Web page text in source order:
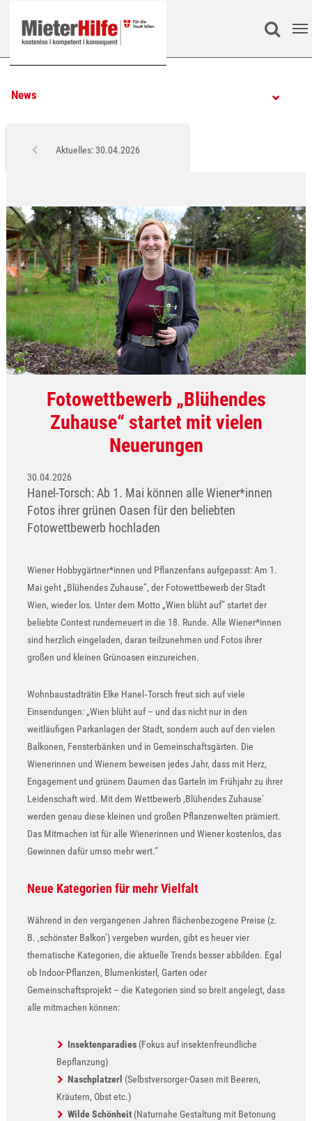
Search
News
Aktuelles: 30.04.2026
Fotowettbewerb „Blühendes
Zuhause“ startet mit vielen
Neuerungen
30.04.2026
Hanel-Torsch: Ab 1. Mai können alle Wiener*innen
Fotos ihrer grünen Oasen für den beliebten
Fotowettbewerb hochladen
Wiener Hobbygärtner*innen und Pflanzenfans aufgepasst: Am 1.
Mai geht „Blühendes Zuhause“, der Fotowettbewerb der Stadt
Wien, wieder los. Unter dem Motto „Wien blüht auf“ startet der
beliebte Contest runderneuert in die 18. Runde. Alle Wiener*innen
sind herzlich eingeladen, daran teilzunehmen und Fotos ihrer
großen und kleinen Grünoasen einzureichen.
Wohnbaustadträtin Elke Hanel‑Torsch freut sich auf viele
Einsendungen: „Wien blüht auf– und das nicht nur in den
weitläufigen Parkanlagen der Stadt, sondern auch auf den vielen
Balkonen, Fensterbänken und in Gemeinschaftsgärten. Die
Wienerinnen und Wienern beweisen jedes Jahr, dass mit Herz,
Engagement und grünem Daumen das Garteln im Frühjahr zu ihrer
Leidenschaft wird. Mit dem Wettbewerb ,Blühendes Zuhause‘
werden genau diese kleinen und großen Pflanzenwelten prämiert.
Das Mitmachen ist für alle Wienerinnen und Wiener kostenlos, das
Gewinnen dafür umso mehr wert.“
Neue Kategorien für mehr Vielfalt
Während in den vergangenen Jahren flächenbezogene Preise (z.
B. ‚schönster Balkon‘) vergeben wurden, gibt es heuer vier
thematische Kategorien, die aktuelle Trends besser abbilden. Egal
ob Indoor-Pflanzen, Blumenkisterl, Garten oder
Gemeinschaftsprojekt – die Kategorien sind so breit angelegt, dass
alle mitmachen können:
Insektenparadies(Fokus auf insektenfreundliche
Bepflanzung)
Naschplatzerl (Selbstversorger-Oasen mit Beeren,
Kräutern, Obst etc.)
Wilde Schönheit(Naturnahe Gestaltung mit Betonung